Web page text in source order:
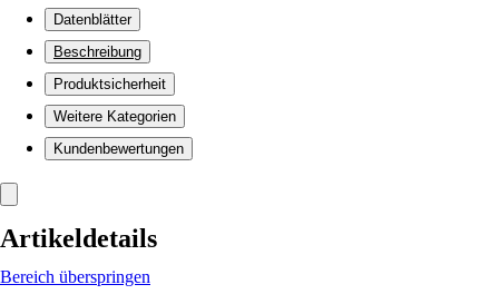
Datenblätter
Beschreibung
Produktsicherheit
Weitere Kategorien
Kundenbewertungen
Artikeldetails
Bereich überspringen